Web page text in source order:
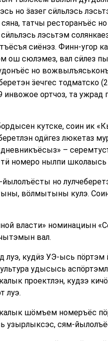
но ӟазег сӥльлэсь
татчы ресторанъёс
лэсьтэм
сиёнэз. Финн-угор
ош сюлэмез, вал сӥлез
но
ӟечгес
ортчоз, та
кутске, соин ик
одӥгез
–
номеро нылпи
но
вӧлмытыны кулэ.
власти» номинациын
вал.
луэ, кудӥз УЭ-ысь
удысысь
проектлэн, кудзэ
луэ.
шӧмъем номеръёс
узырлыксэс, сям-